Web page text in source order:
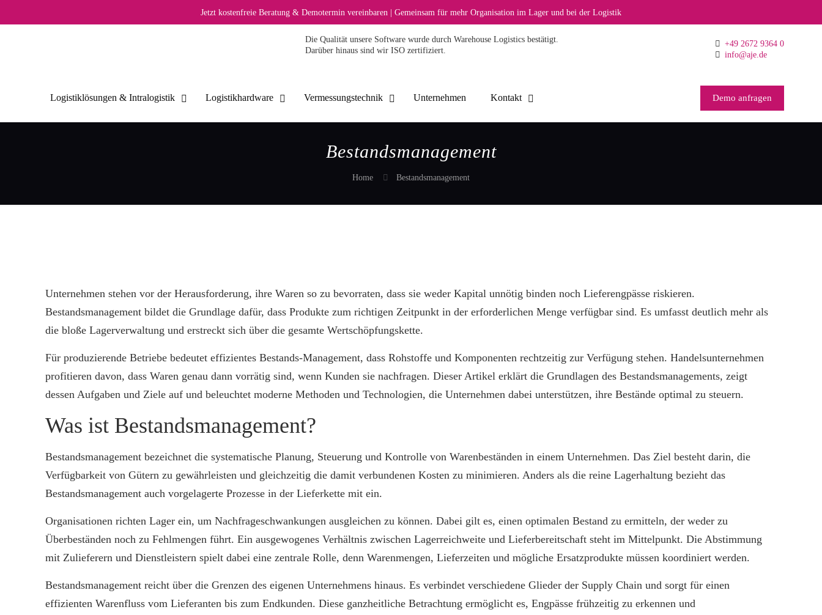
Jetzt kostenfreie Beratung & Demotermin vereinbaren | Gemeinsam für mehr Organisation im Lager und bei der Logistik
Die Qualität unsere Software wurde durch Warehouse Logistics bestätigt.
Darüber hinaus sind wir ISO zertifiziert.
+49 2672 9364 0
info@aje.de
Logistiklösungen & Intralogistik Logistikhardware Vermessungstechnik Unternehmen Kontakt Demo anfragen
Bestandsmanagement
Home Bestandsmanagement
Unternehmen stehen vor der Herausforderung, ihre Waren so zu bevorraten, dass sie weder Kapital unnötig binden noch Lieferengpässe riskieren.
Bestandsmanagement bildet die Grundlage dafür, dass Produkte zum richtigen Zeitpunkt in der erforderlichen Menge verfügbar sind. Es umfasst deutlich mehr als
die bloße Lagerverwaltung und erstreckt sich über die gesamte Wertschöpfungskette.
Für produzierende Betriebe bedeutet effizientes Bestands-Management, dass Rohstoffe und Komponenten rechtzeitig zur Verfügung stehen. Handelsunternehmen
profitieren davon, dass Waren genau dann vorrätig sind, wenn Kunden sie nachfragen. Dieser Artikel erklärt die Grundlagen des Bestandsmanagements, zeigt
dessen Aufgaben und Ziele auf und beleuchtet moderne Methoden und Technologien, die Unternehmen dabei unterstützen, ihre Bestände optimal zu steuern.
Was ist Bestandsmanagement?
Bestandsmanagement bezeichnet die systematische Planung, Steuerung und Kontrolle von Warenbeständen in einem Unternehmen. Das Ziel besteht darin, die
Verfügbarkeit von Gütern zu gewährleisten und gleichzeitig die damit verbundenen Kosten zu minimieren. Anders als die reine Lagerhaltung bezieht das
Bestandsmanagement auch vorgelagerte Prozesse in der Lieferkette mit ein.
Organisationen richten Lager ein, um Nachfrageschwankungen ausgleichen zu können. Dabei gilt es, einen optimalen Bestand zu ermitteln, der weder zu
Überbeständen noch zu Fehlmengen führt. Ein ausgewogenes Verhältnis zwischen Lagerreichweite und Lieferbereitschaft steht im Mittelpunkt. Die Abstimmung
mit Zulieferern und Dienstleistern spielt dabei eine zentrale Rolle, denn Warenmengen, Lieferzeiten und mögliche Ersatzprodukte müssen koordiniert werden.
Bestandsmanagement reicht über die Grenzen des eigenen Unternehmens hinaus. Es verbindet verschiedene Glieder der Supply Chain und sorgt für einen
effizienten Warenfluss vom Lieferanten bis zum Endkunden. Diese ganzheitliche Betrachtung ermöglicht es, Engpässe frühzeitig zu erkennen und